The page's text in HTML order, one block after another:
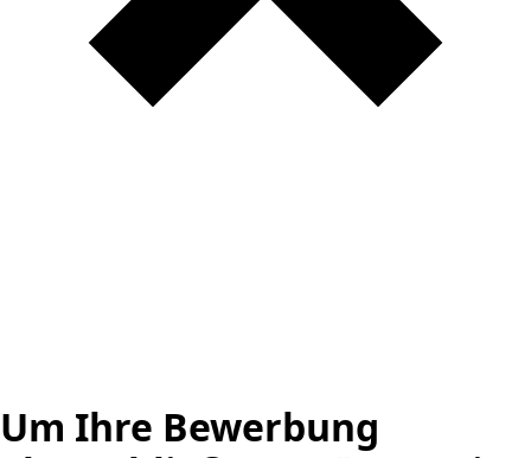
Um Ihre Bewerbung